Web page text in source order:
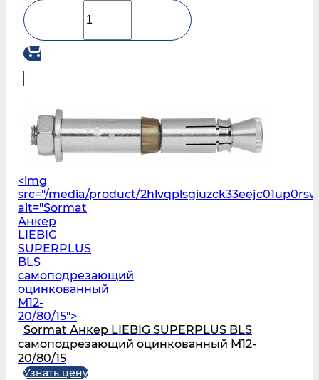
<img
src="/media/product/
alt="Sormat
Анкер
LIEBIG
SUPERPLUS
BLS
самоподрезающий
оцинкованный
M12-
20/80/15">
Sormat Анкер LIEBIG SUPERPLUS BLS
самоподрезающий оцинкованный M12-
20/80/15
Узнать цену